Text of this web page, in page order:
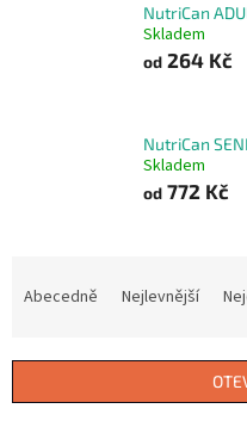
NutriCan
Skladem
od 264 Kč
NutriCan
Skladem
od 772 Kč
í
Abecedně Nejlevnější